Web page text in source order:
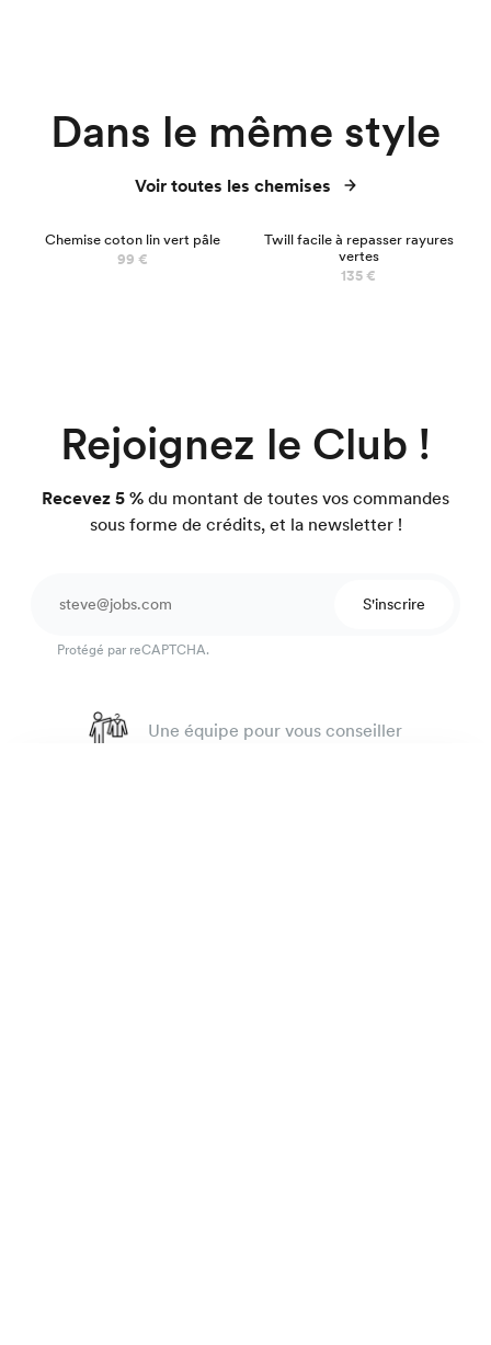
Dans le même style
Voir toutes les chemises
Chemise coton lin vert pâle
99 €
Twill facile à repasser rayures
vertes
135 €
Rejoignez le Club !
Recevez 5 % du montant de toutes vos commandes
sous forme de crédits, et la newsletter !
S'inscrire
Protégé par reCAPTCHA.
Une équipe pour vous conseiller